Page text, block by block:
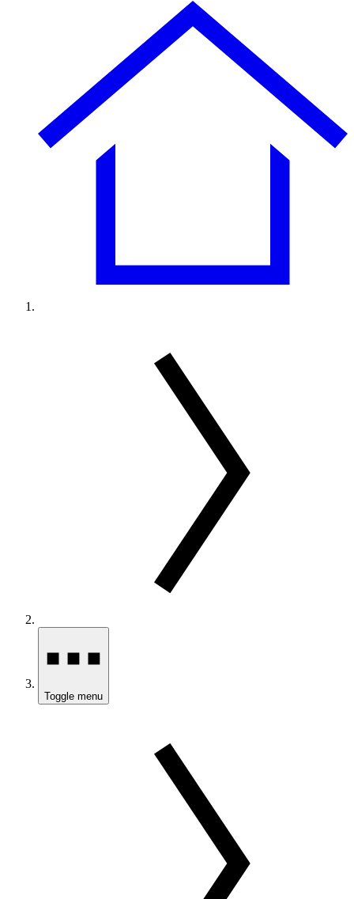
Toggle menu